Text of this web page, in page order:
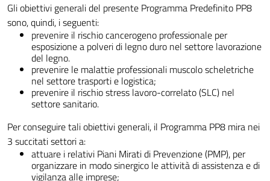
Gli obiettivi generali del presente Programma Predefinito PP8
sono, quindi, i seguenti:
prevenire il rischio cancerogeno professionale per
esposizione a polveri di legno duro nel settore lavorazione
del legno.
prevenire le malattie professionali muscolo scheletriche
nel settore trasporti e logistica;
prevenire il rischio stress lavoro-correlato (SLC) nel
settore sanitario.
Per conseguire tali obiettivi generali, il Programma PP8 mira nei
3 succitati settori a:
attuare i relativi Piani Mirati di Prevenzione (PMP), per
organizzare in modo sinergico le attività di assistenza e di
vigilanza alle imprese;